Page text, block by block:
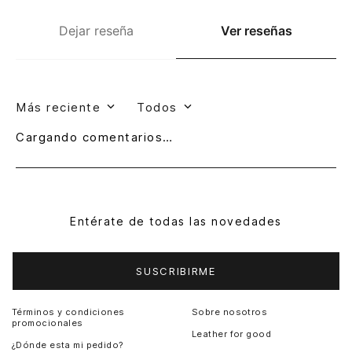
Dejar reseña Ver reseñas
Más reciente Todos
Cargando comentarios…
Entérate de todas las novedades
SUSCRIBIRME
Términos y condiciones
promocionales
¿Dónde esta mi pedido?
Sobre nosotros
Leather for good